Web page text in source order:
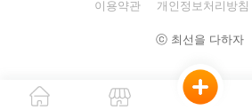
이용약관 개인정보처리방침
ⓒ 최선을 다하자